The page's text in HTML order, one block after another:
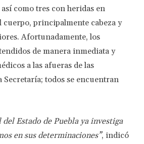
como tres con heridas en
cuerpo, principalmente cabeza y
Afortunadamente, los
de manera inmediata y
a las afueras de las
Secretaría; todos se encuentran
del Estado de Puebla ya investiga
en sus determinaciones”, indicó